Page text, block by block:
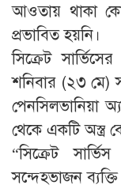
আওতায় থাকা
প্রভাবিত হয়নি।
সিক্রেট
শনিবার (২৩ মে)
পেনসিলভানিয়া
থেকে একটি অস্ত্র
“সিক্রেট
সন্দেহভাজন